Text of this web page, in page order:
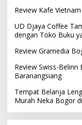
Review Kafe
UD Djaya Coffee
dengan Toko Buku
Review Gramedia
Review Swiss-
Baranangsiang
Tempat Belanja
Murah Neka Bogor